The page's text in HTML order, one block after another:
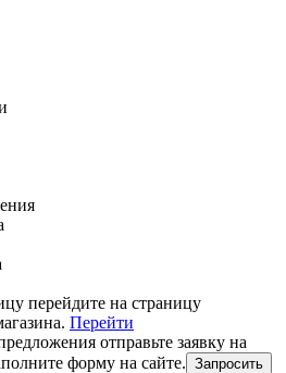
перейдите на страницу
Перейти
отправьте заявку на
форму на сайте. Запросить